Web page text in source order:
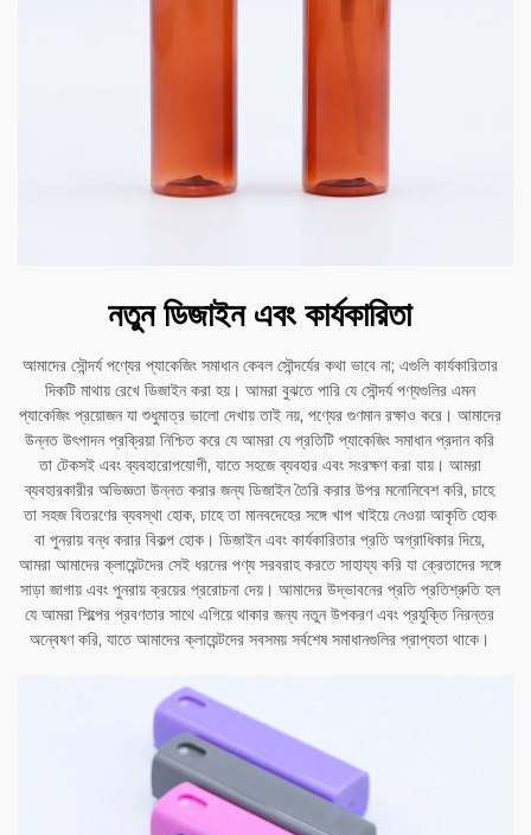
নতুন ডিজাইন এবং কার্যকারিতা
আমাদের সৌন্দর্য পণ্যের প্যাকেজিং সমাধান কেবল সৌন্দর্যের কথা ভাবে না; এগুলি কার্যকারিতার
দিকটি মাথায় রেখে ডিজাইন করা হয়। আমরা বুঝতে পারি যে সৌন্দর্য পণ্যগুলির এমন
প্যাকেজিং প্রয়োজন যা শুধুমাত্র ভালো দেখায় তাই নয়, পণ্যের গুণমান রক্ষাও করে। আমাদের
উন্নত উৎপাদন প্রক্রিয়া নিশ্চিত করে যে আমরা যে প্রতিটি প্যাকেজিং সমাধান প্রদান করি
তা টেকসই এবং ব্যবহারোপযোগী, যাতে সহজে ব্যবহার এবং সংরক্ষণ করা যায়। আমরা
ব্যবহারকারীর অভিজ্ঞতা উন্নত করার জন্য ডিজাইন তৈরি করার উপর মনোনিবেশ করি, চাহে
তা সহজ বিতরণের ব্যবস্থা হোক, চাহে তা মানবদেহের সঙ্গে খাপ খাইয়ে নেওয়া আকৃতি হোক
বা পুনরায় বন্ধ করার বিকল্প হোক। ডিজাইন এবং কার্যকারিতার প্রতি অগ্রাধিকার দিয়ে,
আমরা আমাদের ক্লায়েন্টদের সেই ধরনের পণ্য সরবরাহ করতে সাহায্য করি যা ক্রেতাদের সঙ্গে
সাড়া জাগায় এবং পুনরায় ক্রয়ের প্ররোচনা দেয়। আমাদের উদ্ভাবনের প্রতি প্রতিশ্রুতি হল
যে আমরা শিল্পের প্রবণতার সাথে এগিয়ে থাকার জন্য নতুন উপকরণ এবং প্রযুক্তি নিরন্তর
অন্বেষণ করি, যাতে আমাদের ক্লায়েন্টদের সবসময় সর্বশেষ সমাধানগুলির প্রাপ্যতা থাকে।